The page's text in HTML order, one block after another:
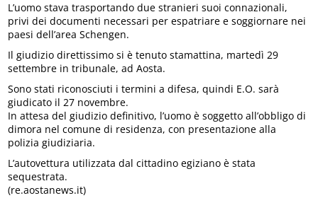
L’uomo stava trasportando due stranieri suoi connazionali,
privi dei documenti necessari per espatriare e soggiornare nei
paesi dell’area Schengen.
Il giudizio direttissimo si è tenuto stamattina, martedì 29
settembre in tribunale, ad Aosta.
Sono stati riconosciuti i termini a difesa, quindi E.O. sarà
giudicato il 27 novembre.
In attesa del giudizio definitivo, l’uomo è soggetto all’obbligo di
dimora nel comune di residenza, con presentazione alla
polizia giudiziaria.
L’autovettura utilizzata dal cittadino egiziano è stata
sequestrata.
(re.aostanews.it)